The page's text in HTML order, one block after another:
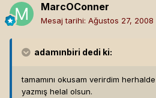
MarcOConner
Mesaj tarihi: Ağustos 27, 2008
adamınbiri dedi ki:
tamamını okusam verirdim
yazmış helal olsun.